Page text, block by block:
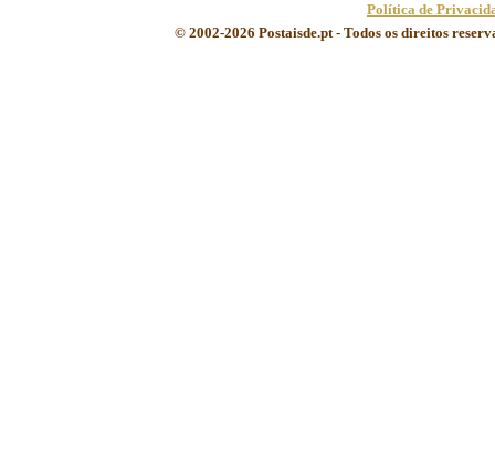
Política de
© 2002-2026 Postaisde.pt - Todos os direitos